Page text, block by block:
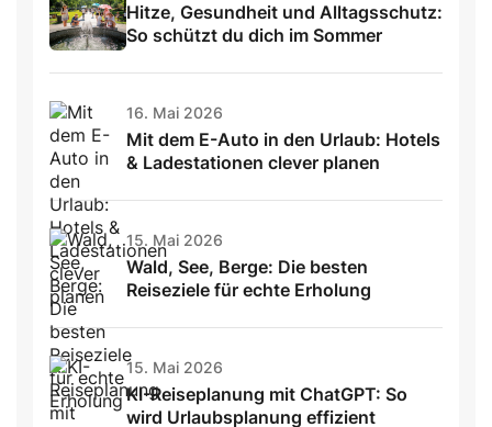
Hitze, Gesundheit und Alltagsschutz:
So schützt du dich im Sommer
16. Mai 2026
Mit dem E-Auto in den Urlaub: Hotels
& Ladestationen clever planen
15. Mai 2026
Wald, See, Berge: Die besten
Reiseziele für echte Erholung
15. Mai 2026
KI-Reiseplanung mit ChatGPT: So
wird Urlaubsplanung effizient